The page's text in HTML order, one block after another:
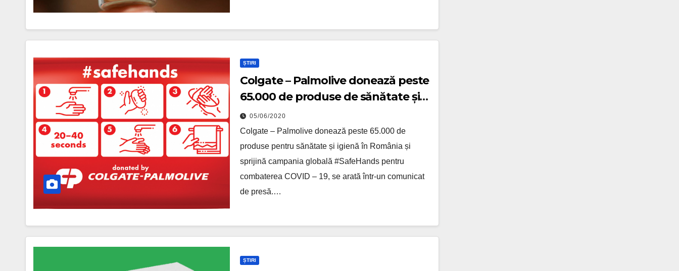
ȘTIRI
Colgate – Palmolive donează peste
65.000 de produse de sănătate și
igienă
05/06/2020
Colgate – Palmolive donează peste 65.000 de
produse pentru sănătate și igienă în România și
sprijină campania globală #SafeHands pentru
combaterea COVID – 19, se arată într-un comunicat
de presă.…
ȘTIRI